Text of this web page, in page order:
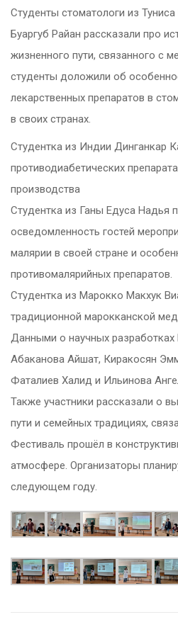
Студенты стоматологи из
Буаргуб Райан рассказали про
жизненного пути, связанного с
студенты доложили об
лекарственных препаратов в
в своих странах.
Студентка из Индии Динганкар
противодиабетических
производства
Студентка из Ганы Едуса Надья
осведомленность гостей
малярии в своей стране и
противомалярийных препаратов.
Студентка из Марокко Макхук
традиционной марокканской
Данными о научных
Абаканова Айшат, Киракосян
Фаталиев Халид и Ильинова
Также участники рассказали о
пути и семейных традициях,
Фестиваль прошёл в
атмосфере. Организаторы
следующем году.